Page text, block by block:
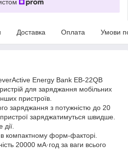
Доставка Оплата Умови
Energy Bank EB-22QB
для заряджання мобільних
пристроїв.
заряджання з потужністю до 20
заряджатимуться швидше.
компактному форм-факторі.
20000 мА·год за ваги всього